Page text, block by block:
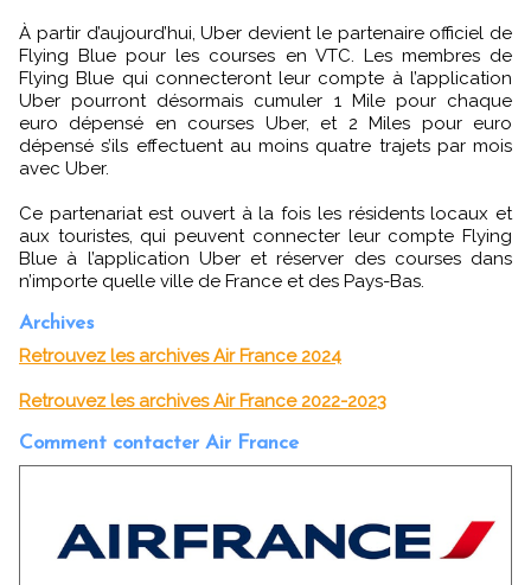
À partir d’aujourd’hui, Uber devient le partenaire officiel de
Flying Blue pour les courses en VTC. Les membres de
Flying Blue qui connecteront leur compte à l’application
Uber pourront désormais cumuler 1 Mile pour chaque
euro dépensé en courses Uber, et 2 Miles pour euro
dépensé s’ils effectuent au moins quatre trajets par mois
avec Uber.
Ce partenariat est ouvert à la fois les résidents locaux et
aux touristes, qui peuvent connecter leur compte Flying
Blue à l’application Uber et réserver des courses dans
n’importe quelle ville de France et des Pays-Bas.
Archives
Retrouvez les archives Air France 2024
Retrouvez les archives Air France 2022-2023
Comment contacter Air France